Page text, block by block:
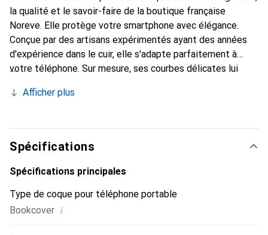
la qualité et le savoir-faire de la boutique française
Noreve. Elle protège votre smartphone avec élégance.
Conçue par des artisans expérimentés ayant des années
d'expérience dans le cuir, elle s'adapte parfaitement à
votre téléphone. Sur mesure, ses courbes délicates lui
l'accessoire chic et indispensable pour votre smartphone.
qualité, la marque Noreve est un choix fiable pour une
clientèle exigeante.
Afficher plus
Spécifications
Spécifications principales
Type de coque pour téléphone portable
Bookcover i